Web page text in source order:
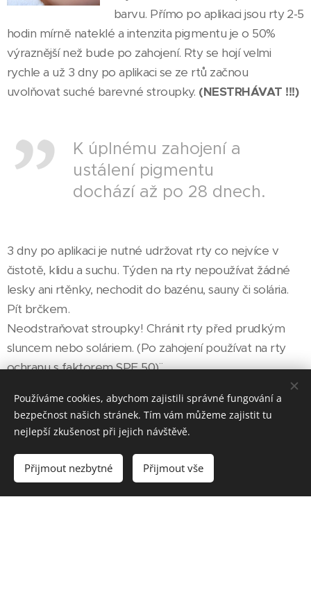
barvu. Přímo po aplikaci jsou rty 2-5
hodin mírně nateklé a intenzita pigmentu je o 50%
výraznější než bude po zahojení. Rty se hojí velmi
rychle a už 3 dny po aplikaci se ze rtů začnou
uvolňovat suché barevné stroupky. (NESTRHÁVAT !!!)
K úplnému zahojení a
ustálení pigmentu
dochází až po 28 dnech.
3 dny po aplikaci je nutné udržovat rty co nejvíce v
čistotě, klidu a suchu. Týden na rty nepoužívat žádné
lesky ani rtěnky, nechodit do bazénu, sauny či solária.
Pít brčkem.
Neodstraňovat stroupky! Chránit rty před prudkým
sluncem nebo soláriem. (Po zahojení používat na rty
ochranu s faktorem SPF 50)¨
Cena: 5500 Kč
Používáme cookies, abychom zajistili správné fungování a
bezpečnost našich stránek. Tím vám můžeme zajistit tu
nejlepší zkušenost při jejich návštěvě.
Přijmout nezbytné Přijmout vše